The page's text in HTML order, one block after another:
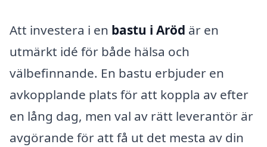
Att investera i en bastu i Aröd är en
utmärkt idé för både hälsa och
välbefinnande. En bastu erbjuder en
avkopplande plats för att koppla av efter
en lång dag, men val av rätt leverantör är
avgörande för att få ut det mesta av din